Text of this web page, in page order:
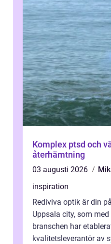
Komplex ptsd och
återhämtning
03 augusti 2026
inspiration
Rediviva optik är din
Uppsala city, som
branschen har
kvalitetsleverantör av